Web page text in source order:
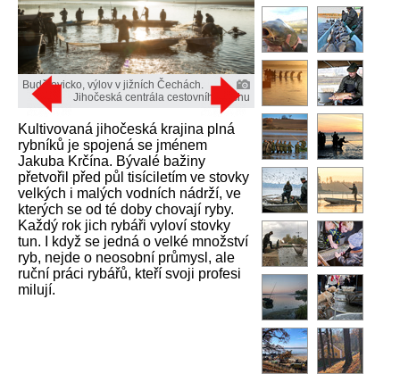
Budějovicko, výlov v jižních Čechách.
Jihočeská centrála cestovního ruchu
Kultivovaná jihočeská krajina plná
rybníků je spojená se jménem
Jakuba Krčína. Bývalé bažiny
přetvořil před půl tisíciletím ve stovky
velkých i malých vodních nádrží, ve
kterých se od té doby chovají ryby.
Každý rok jich rybáři vyloví stovky
tun. I když se jedná o velké množství
ryb, nejde o neosobní průmysl, ale
ruční práci rybářů, kteří svoji profesi
milují.